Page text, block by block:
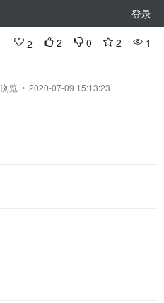
登录
2 2 0 2 1
浏览 • 2020-07-09 15:13:23